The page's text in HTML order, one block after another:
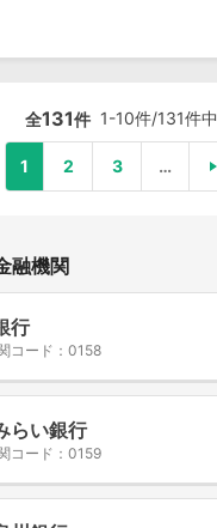
全131件 1-10件/131件中
1 2 3 …
融機関
行
コード：0158
らい銀行
コード：0159